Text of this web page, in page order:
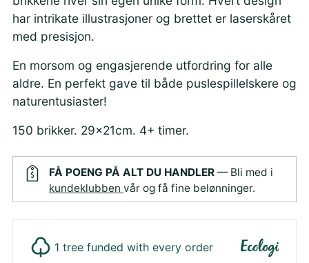
har intrikate illustrasjoner og brettet er laserskåret
med presisjon.
En morsom og engasjerende utfordring for alle
aldre. En perfekt gave til både puslespillelskere og
naturentusiaster!
150 brikker. 29x21cm. 4+ timer.
FÅ POENG PÅ ALT DU HANDLER — Bli med i
kundeklubben vår og få fine belønninger.
1 tree funded with every order